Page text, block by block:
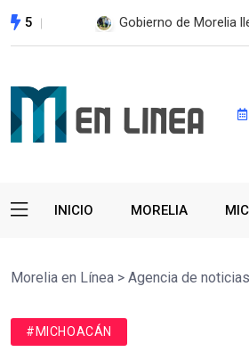
5 ESTE MIÉRCOLES,
INICIO MORELIA
Morelia en Línea > Agencia de
#MICHOACÁN